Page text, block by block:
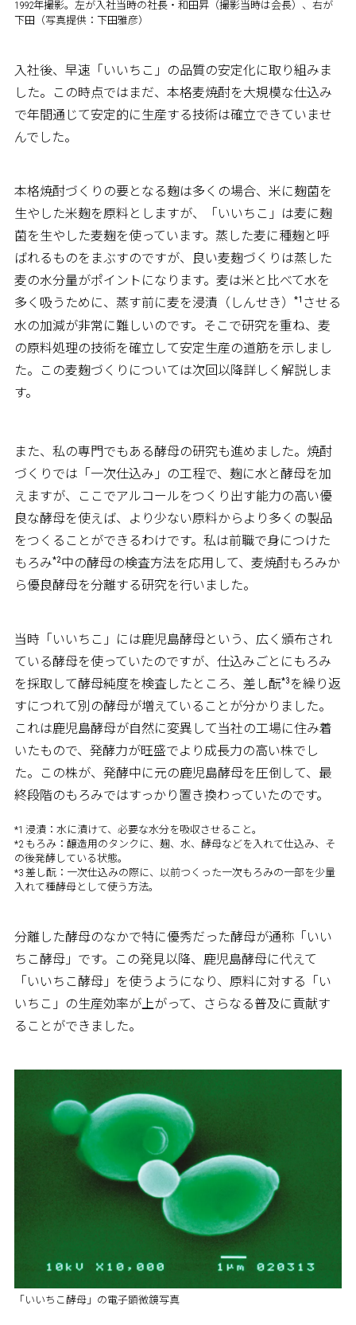
1992年撮影。左が入社当時の社長・和田昇（撮影当時は会長）、右が
下田（写真提供：下田雅彦）
入社後、早速「いいちこ」の品質の安定化に取り組みま
した。この時点ではまだ、本格麦焼酎を大規模な仕込み
で年間通じて安定的に生産する技術は確立できていませ
んでした。
本格焼酎づくりの要となる麹は多くの場合、米に麹菌を
生やした米麹を原料としますが、「いいちこ」は麦に麹
菌を生やした麦麹を使っています。蒸した麦に種麹と呼
ばれるものをまぶすのですが、良い麦麹づくりは蒸した
麦の水分量がポイントになります。麦は米と比べて水を
多く吸うために、蒸す前に麦を浸漬（しんせき）
*1 させる
水の加減が非常に難しいのです。そこで研究を重ね、麦
の原料処理の技術を確立して安定生産の道筋を示しまし
た。この麦麹づくりについては次回以降詳しく解説しま
す。
また、私の専門でもある酵母の研究も進めました。焼酎
づくりでは「一次仕込み」の工程で、麹に水と酵母を加
えますが、ここでアルコールをつくり出す能力の高い優
良な酵母を使えば、より少ない原料からより多くの製品
をつくることができるわけです。私は前職で身につけた
もろみ*2中の酵母の検査方法を応用して、麦焼酎もろみか
ら優良酵母を分離する研究を行いました。
当時「いいちこ」には鹿児島酵母という、広く頒布され
ている酵母を使っていたのですが、仕込みごとにもろみ
を採取して酵母純度を検査したところ、差し酛*3 を繰り返
すにつれて別の酵母が増えていることが分かりました。
これは鹿児島酵母が自然に変異して当社の工場に住み着
いたもので、発酵力が旺盛でより成長力の高い株でし
た。この株が、発酵中に元の鹿児島酵母を圧倒して、最
終段階のもろみではすっかり置き換わっていたのです。
*1 浸漬：水に漬けて、必要な水分を吸収させること。
*2 もろみ：醸造用のタンクに、麹、水、酵母などを入れて仕込み、そ
の後発酵している状態。
*3 差し酛：一次仕込みの際に、以前つくった一次もろみの一部を少量
入れて種酵母として使う方法。
分離した酵母のなかで特に優秀だった酵母が通称「いい
ちこ酵母」です。この発見以降、鹿児島酵母に代えて
「いいちこ酵母」を使うようになり、原料に対する「い
いちこ」の生産効率が上がって、さらなる普及に貢献す
ることができました。
「いいちこ酵母」の電子顕微鏡写真